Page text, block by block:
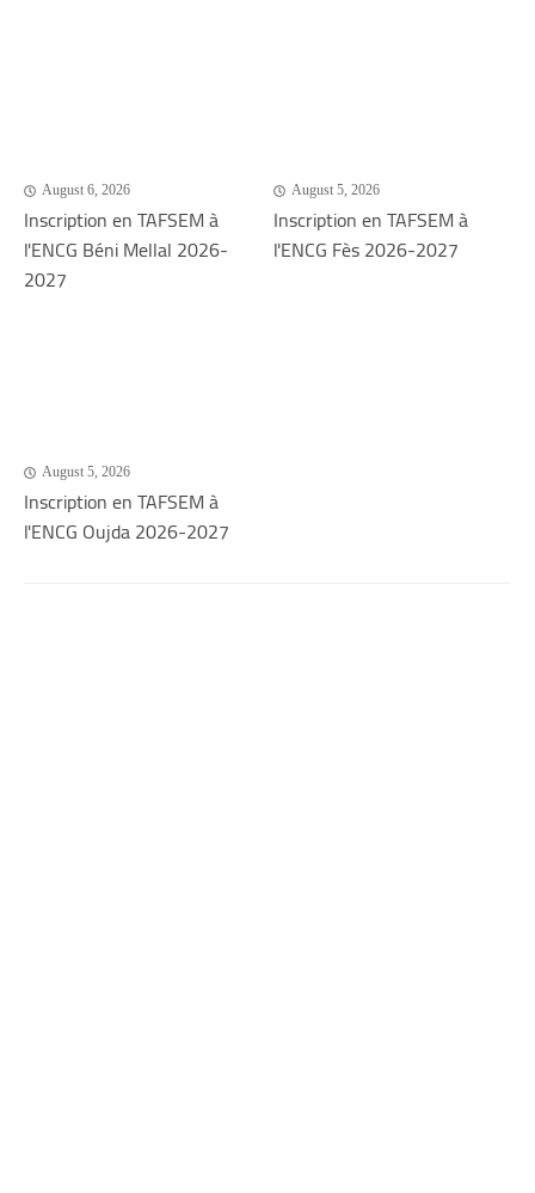
August 6, 2026
Inscription en TAFSEM à
l'ENCG Béni Mellal 2026-
2027
August 5, 2026
Inscription en TAFSEM à
l'ENCG Fès 2026-2027
August 5, 2026
Inscription en TAFSEM à
l'ENCG Oujda 2026-2027